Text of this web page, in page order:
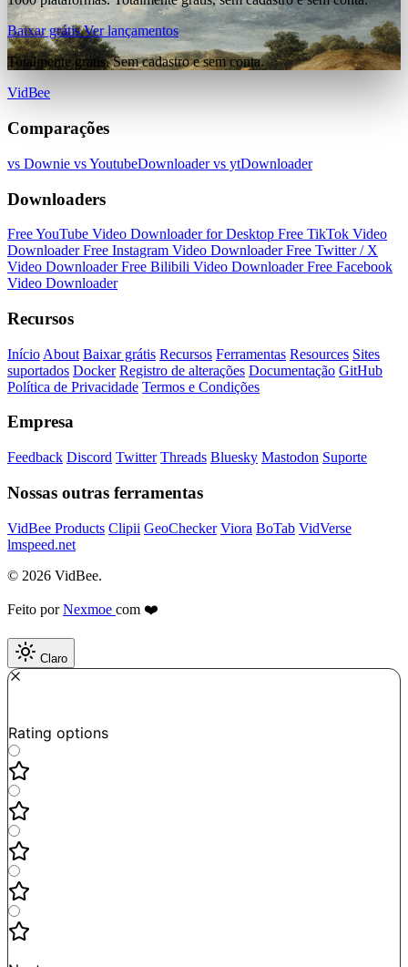
Baixar grátisVer lançamentos
Totalmente grátis. Sem cadastro e sem conta.
VidBee
Comparações
vs Downie vs YoutubeDownloadervs ytDownloader
Downloaders
Free YouTube Video Downloader for Desktop Free TikTok Video
DownloaderFree Instagram Video DownloaderFree Twitter / X
Video DownloaderFree Bilibili Video DownloaderFree Facebook
Video Downloader
Recursos
Início About Baixar grátis Recursos Ferramentas Resources Sites
suportados Docker Registro de alterações Documentação GitHub
Política de Privacidade Termos e Condições
Empresa
Feedback Discord Twitter Threads Bluesky Mastodon Suporte
Nossas outras ferramentas
VidBee Products Clipii GeoChecker Viora BoTab VidVerse
lmspeed.net
© 2026 VidBee.
Feito porNexmoe com ❤️
Claro
Rating options